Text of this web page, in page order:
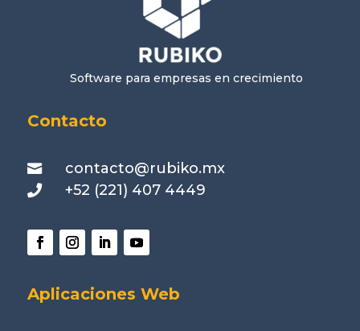
Software para empresas en crecimiento
Contacto
 contacto@rubiko.mx
 +52 (221) 407 4449
Aplicaciones Web